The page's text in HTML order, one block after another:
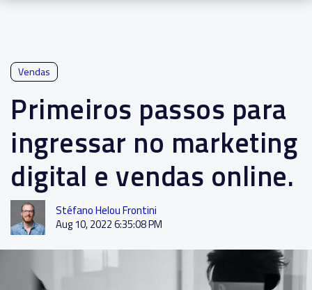
Vendas
Primeiros passos para
ingressar no marketing
digital e vendas online.
Stéfano Helou Frontini
Aug 10, 2022 6:35:08 PM